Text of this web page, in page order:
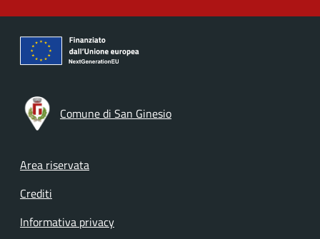
Comune di San Ginesio
Footer menu
Area riservata
Crediti
Informativa privacy